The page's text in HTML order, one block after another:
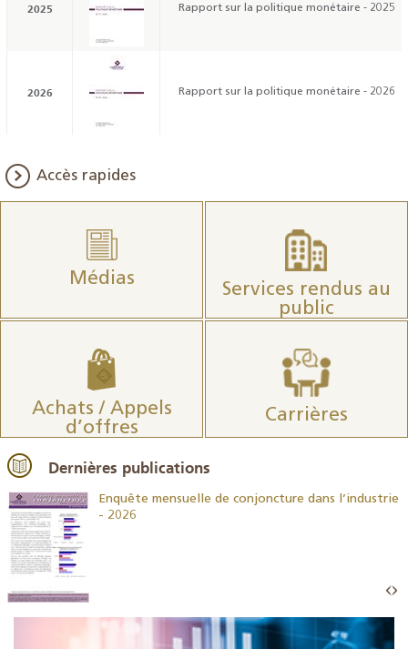
2025 Rapport sur la politique monétaire - 2025
2026 Rapport sur la politique monétaire - 2026
Accès rapides
Médias
Services rendus au
public
Achats / Appels
d’offres
Carrières
Dernières publications
Enquête mensuelle de conjoncture dans l’industrie
- 2026